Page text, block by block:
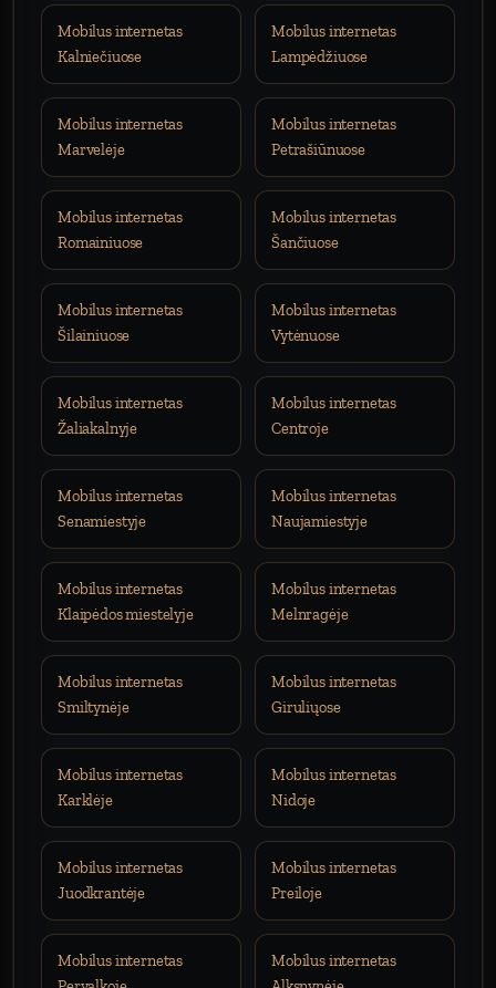
Mobilus internetas
Kalniečiuose
Mobilus internetas
Lampėdžiuose
Mobilus internetas
Marvelėje
Mobilus internetas
Petrašiūnuose
Mobilus internetas
Romainiuose
Mobilus internetas
Šančiuose
Mobilus internetas
Šilainiuose
Mobilus internetas
Vytėnuose
Mobilus internetas
Žaliakalnyje
Mobilus internetas
Centroje
Mobilus internetas
Senamiestyje
Mobilus internetas
Naujamiestyje
Mobilus internetas
Klaipėdos miestelyje
Mobilus internetas
Melnragėje
Mobilus internetas
Smiltynėje
Mobilus internetas
Giruliųose
Mobilus internetas
Karklėje
Mobilus internetas
Nidoje
Mobilus internetas
Juodkrantėje
Mobilus internetas
Preiloje
Mobilus internetas
Mobilus internetas